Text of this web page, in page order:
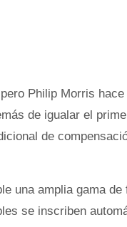
Philip Morris
de igualar el
de
una amplia gama de
se inscriben